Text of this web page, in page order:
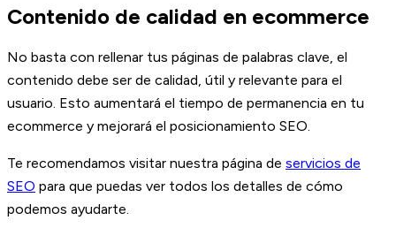
Contenido de calidad en ecommerce
No basta con rellenar tus páginas de palabras clave, el
contenido debe ser de calidad, útil y relevante para el
usuario. Esto aumentará el tiempo de permanencia en tu
ecommerce y mejorará el posicionamiento SEO.
Te recomendamos visitar nuestra página de servicios de
SEO para que puedas ver todos los detalles de cómo
podemos ayudarte.